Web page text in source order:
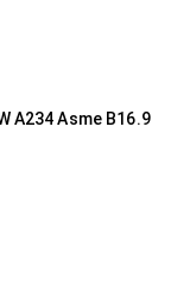
A234 Asme B16.9